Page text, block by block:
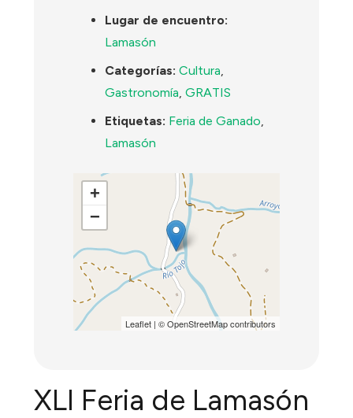
Lugar de encuentro:
Lamasón
Categorías: Cultura
Gastronomía ,GRATIS
Etiquetas: Feria de Ganado
Lamasón
+
−
Leaflet| ©OpenStreetMapcontributors
XLI Feria de Lamasón